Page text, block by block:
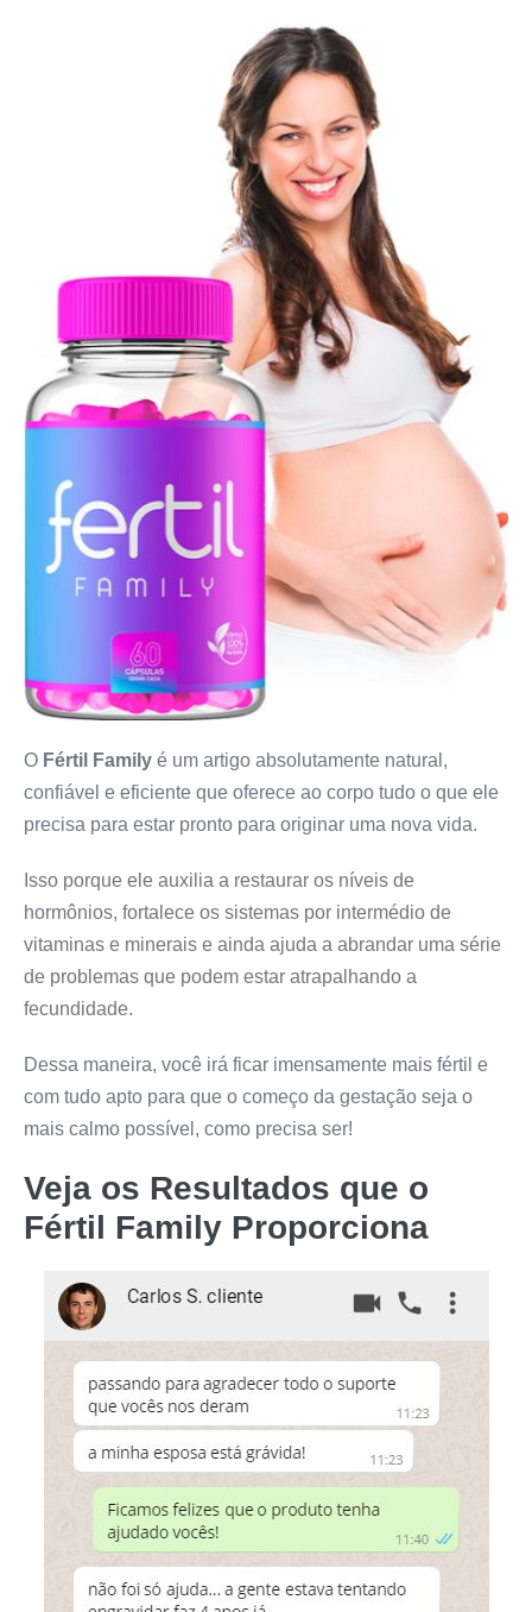
O Fértil Family é um artigo absolutamente natural,
confiável e eficiente que oferece ao corpo tudo o que ele
precisa para estar pronto para originar uma nova vida.
Isso porque ele auxilia a restaurar os níveis de
hormônios, fortalece os sistemas por intermédio de
vitaminas e minerais e ainda ajuda a abrandar uma série
de problemas que podem estar atrapalhando a
fecundidade.
Dessa maneira, você irá ficar imensamente mais fértil e
com tudo apto para que o começo da gestação seja o
mais calmo possível, como precisa ser!
Veja os Resultados que o
Fértil Family Proporciona